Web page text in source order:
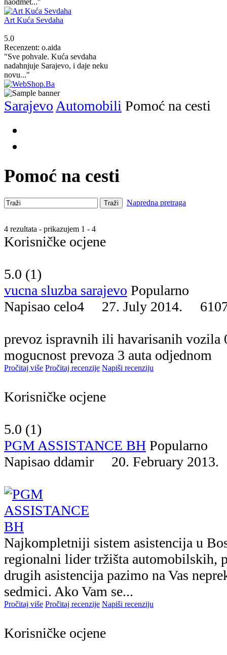
naodmet..."
Art Kuća Sevdaha
5.0
Recenzent: o.aida
"Sve pohvale. Kuća sevdaha
nadahnjuje Sarajevo, i daje neku
novu..."
Sarajevo Automobili Pomoć na cesti
Pomoć na cesti
Traži Napredna pretraga
4 rezultata - prikazujem 1 - 4
Korisničke ocjene
5.0 (1)
vucna sluzba sarajevo Popularno
Napisao celo4 27. July 2014.
prevoz ispravnih ili havarisanih
mogucnost prevoza 3 auta odjednom
Pročitaj više Pročitaj recenzije Napiši recenziju
Korisničke ocjene
5.0 (1)
PGM ASSISTANCE BH Popularno
Napisao ddamir 20. February
Najkompletniji sistem asistencija u
regionalni lider tržišta automobilskih,
drugih asistencija pazimo na Vas
sedmici. Ako Vam se...
Pročitaj više Pročitaj recenzije Napiši recenziju
Korisničke ocjene